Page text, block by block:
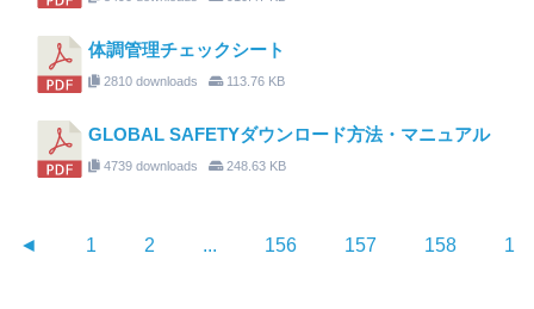
体調管理チェックシート
2810 downloads 113.76 KB
GLOBAL SAFETYダウンロード方法・マニュアル
4739 downloads 248.63 KB
◄ 1 2 ... 156 157 158